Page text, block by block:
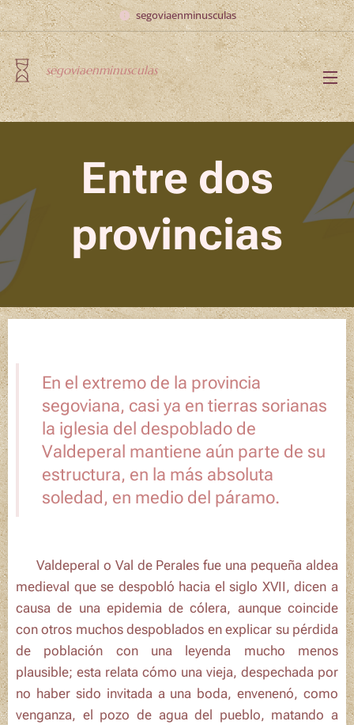
segoviaenminusculas
segoviaenminusculas
Entre dos
provincias
En el extremo de la provincia
segoviana, casi ya en tierras sorianas
la iglesia del despoblado de
Valdeperal mantiene aún parte de su
estructura, en la más absoluta
soledad, en medio del páramo.
Valdeperal o Val de Perales fue una pequeña aldea
medieval que se despobló hacia el siglo XVII, dicen a
causa de una epidemia de cólera, aunque coincide
con otros muchos despoblados en explicar su pérdida
de población con una leyenda mucho menos
plausible; esta relata cómo una vieja, despechada por
no haber sido invitada a una boda, envenenó, como
venganza, el pozo de agua del pueblo, matando a